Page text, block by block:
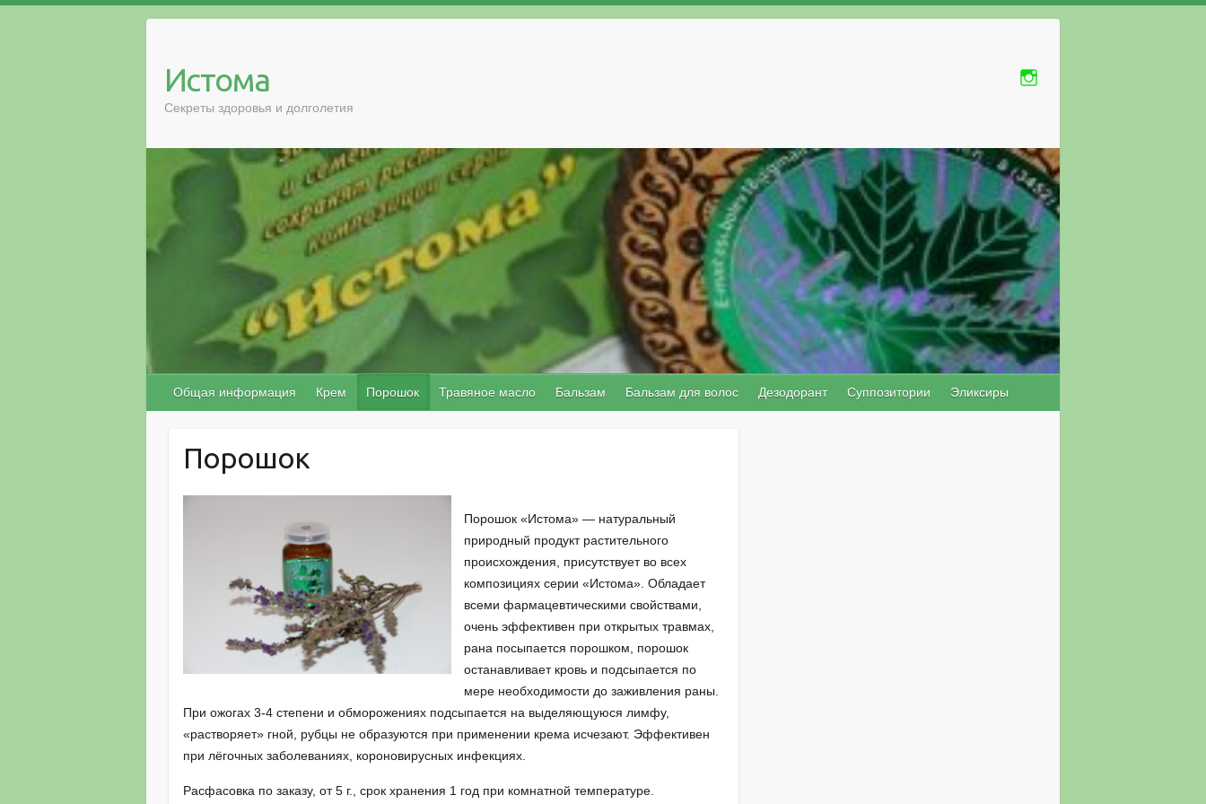
Истома
Секреты здоровья и долголетия
Общая информация Крем Порошок Травяное масло Бальзам Бальзам для волос Дезодорант Суппозитории Эликсиры
Порошок
Порошок «Истома» — натуральный
природный продукт растительного
происхождения, присутствует во всех
композициях серии «Истома». Обладает
всеми фармацевтическими свойствами,
очень эффективен при открытых травмах,
рана посыпается порошком, порошок
останавливает кровь и подсыпается по
мере необходимости до заживления раны.
При ожогах 3-4 степени и обморожениях подсыпается на выделяющуюся лимфу,
«растворяет» гной, рубцы не образуются при применении крема исчезают. Эффективен
при лёгочных заболеваниях, короновирусных инфекциях.
Расфасовка по заказу, от 5 г., срок хранения 1 год при комнатной температуре.